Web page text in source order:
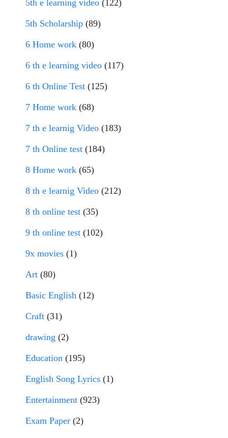
5th e learning video (122)
5th Scholarship (89)
6 Home work (80)
6 th e learning video (117)
6 th Online Test (125)
7 Home work (68)
7 th e learnig Video (183)
7 th Online test (184)
8 Home work (65)
8 th e learnig Video (212)
8 th online test (35)
9 th online test (102)
9x movies (1)
Art (80)
Basic English (12)
Craft (31)
drawing (2)
Education (195)
English Song Lyrics (1)
Entertainment (923)
Exam Paper (2)